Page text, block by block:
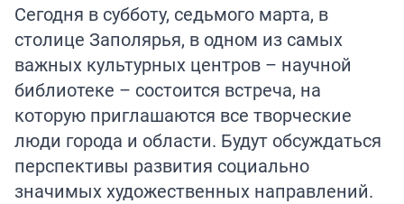
Сегодня в субботу, седьмого марта, в
столице Заполярья, в одном из самых
важных культурных центров – научной
библиотеке – состоится встреча, на
которую приглашаются все творческие
люди города и области. Будут обсуждаться
перспективы развития социально
значимых художественных направлений.